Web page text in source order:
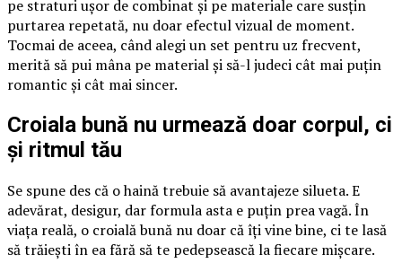
pe straturi ușor de combinat și pe materiale care susțin
purtarea repetată, nu doar efectul vizual de moment.
Tocmai de aceea, când alegi un set pentru uz frecvent,
merită să pui mâna pe material și să-l judeci cât mai puțin
romantic și cât mai sincer.
Croiala bună nu urmează doar corpul, ci
și ritmul tău
Se spune des că o haină trebuie să avantajeze silueta. E
adevărat, desigur, dar formula asta e puțin prea vagă. În
viața reală, o croială bună nu doar că îți vine bine, ci te lasă
să trăiești în ea fără să te pedepsească la fiecare mișcare.